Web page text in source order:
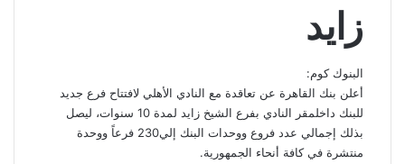
زايد
البنوك كوم:
أعلن بنك القاهرة عن تعاقدة مع النادي الأهلي لافتتاح فرع جديد
للبنك داخلمقر النادي بفرع الشيخ زايد لمدة 10 سنوات، ليصل
بذلك إجمالي عدد فروع ووحدات البنك إلي230 فرعاً ووحدة
منتشرة في كافة أنحاء الجمهورية.